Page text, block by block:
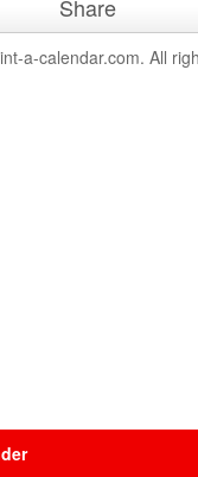
Share
a-calendar.com. All